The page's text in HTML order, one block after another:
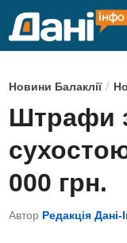
P
o
s
t
e
d
i
Новини Балаклії/
Штрафи
000 грн.
Автор Редакція Дані-